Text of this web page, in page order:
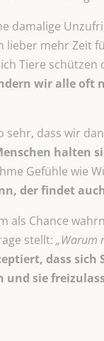
damalige
lieber mehr Zeit
Tiere
wir alle oft
dass wir
halten
Gefühle wie
der findet
als Chance
stellt: „Warum
dass
und sie